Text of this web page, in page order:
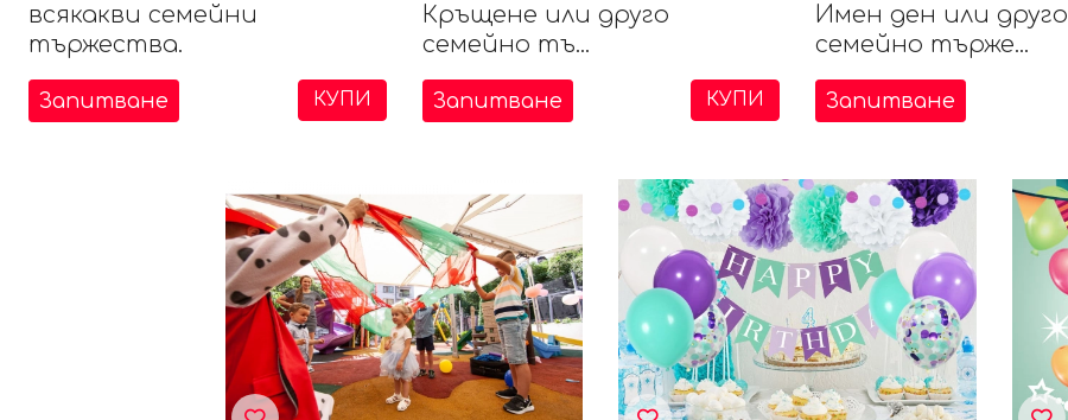
всякакви семейни
тържества.
Запитване КУПИ
Кръщене или друго
семейно тъ...
Запитване КУПИ
Имен ден или друго
семейно търже...
Запитване